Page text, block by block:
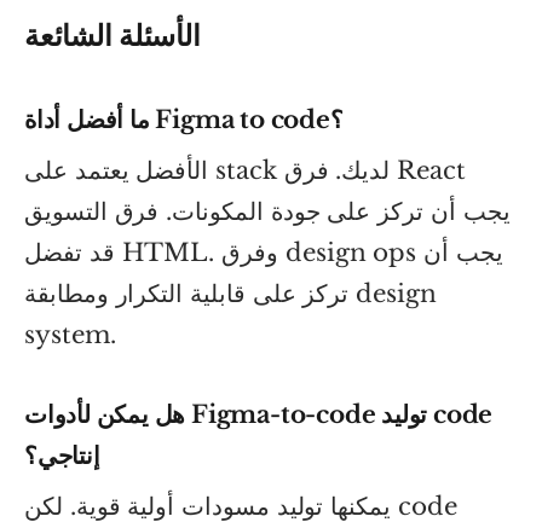
الأسئلة الشائعة
ما أفضل أداة Figma to code؟
الأفضل يعتمد على stack لديك. فرق React
يجب أن تركز على جودة المكونات. فرق التسويق
قد تفضل HTML. وفرق design ops يجب أن
تركز على قابلية التكرار ومطابقة design
system.
هل يمكن لأدوات Figma-to-code توليد code
إنتاجي؟
يمكنها توليد مسودات أولية قوية. لكن code